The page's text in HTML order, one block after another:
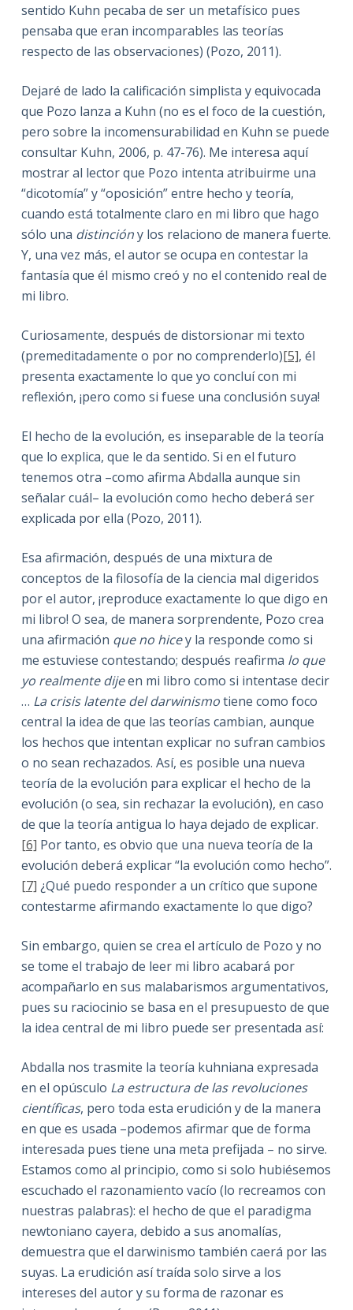
sentido Kuhn pecaba de ser un metafísico pues
pensaba que eran incomparables las teorías
respecto de las observaciones) (Pozo, 2011).
Dejaré de lado la calificación simplista y equivocada
que Pozo lanza a Kuhn (no es el foco de la cuestión,
pero sobre la incomensurabilidad en Kuhn se puede
consultar Kuhn, 2006, p. 47-76). Me interesa aquí
mostrar al lector que Pozo intenta atribuirme una
“dicotomía” y “oposición” entre hecho y teoría,
cuando está totalmente claro en mi libro que hago
sólo una distincióny los relaciono de manera fuerte.
Y, una vez más, el autor se ocupa en contestar la
fantasía que él mismo creó y no el contenido real de
mi libro.
Curiosamente, después de distorsionar mi texto
(premeditadamente o por no comprenderlo)[5], él
presenta exactamente lo que yo concluí con mi
reflexión, ¡pero como si fuese una conclusión suya!
El hecho de la evolución, es inseparable de la teoría
que lo explica, que le da sentido. Si en el futuro
tenemos otra –como afirma Abdalla aunque sin
señalar cuál– la evolución como hecho deberá ser
explicada por ella (Pozo, 2011).
Esa afirmación, después de una mixtura de
conceptos de la filosofía de la ciencia mal digeridos
por el autor, ¡reproduce exactamente lo que digo en
mi libro! O sea, de manera sorprendente, Pozo crea
una afirmación que no hicey la responde como si
me estuviese contestando; después reafirma lo que
yo realmente dijeen mi libro como si intentase decir
… La crisis latente del darwinismotiene como foco
central la idea de que las teorías cambian, aunque
los hechos que intentan explicar no sufran cambios
o no sean rechazados. Así, es posible una nueva
teoría de la evolución para explicar el hecho de la
evolución (o sea, sin rechazar la evolución), en caso
de que la teoría antigua lo haya dejado de explicar.
[6] Por tanto, es obvio que una nueva teoría de la
evolución deberá explicar “la evolución como hecho”.
[7] ¿Qué puedo responder a un crítico que supone
contestarme afirmando exactamente lo que digo?
Sin embargo, quien se crea el artículo de Pozo y no
se tome el trabajo de leer mi libro acabará por
acompañarlo en sus malabarismos argumentativos,
pues su raciocinio se basa en el presupuesto de que
la idea central de mi libro puede ser presentada así:
Abdalla nos trasmite la teoría kuhniana expresada
en el opúsculo La estructura de las revoluciones
científicas, pero toda esta erudición y de la manera
en que es usada –podemos afirmar que de forma
interesada pues tiene una meta prefijada – no sirve.
Estamos como al principio, como si solo hubiésemos
escuchado el razonamiento vacío (lo recreamos con
nuestras palabras): el hecho de que el paradigma
newtoniano cayera, debido a sus anomalías,
demuestra que el darwinismo también caerá por las
suyas. La erudición así traída solo sirve a los
intereses del autor y su forma de razonar es